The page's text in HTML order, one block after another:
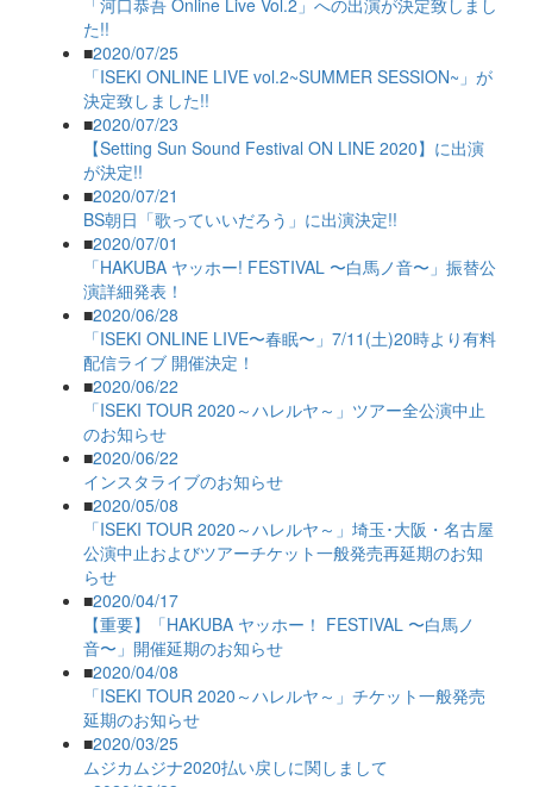
「河口恭吾 Online Live Vol.2」への出演が決定致しまし
た!!
■2020/07/25
「ISEKI ONLINE LIVE vol.2~SUMMER SESSION~」が
決定致しました!!
■2020/07/23
【Setting Sun Sound Festival ON LINE 2020】に出演
が決定!!
■2020/07/21
BS朝日「歌っていいだろう」に出演決定!!
■2020/07/01
「HAKUBA ヤッホー! FESTIVAL 〜白馬ノ音〜」振替公
演詳細発表！
■2020/06/28
「ISEKI ONLINE LIVE〜春眠〜」7/11(土)20時より有料
配信ライブ 開催決定！
■2020/06/22
「ISEKI TOUR 2020～ハレルヤ～」ツアー全公演中止
のお知らせ
■2020/06/22
インスタライブのお知らせ
■2020/05/08
「ISEKI TOUR 2020～ハレルヤ～」埼玉･大阪・名古屋
公演中止およびツアーチケット一般発売再延期のお知
らせ
■2020/04/17
【重要】「HAKUBA ヤッホー！ FESTIVAL 〜白馬ノ
音〜」開催延期のお知らせ
■2020/04/08
「ISEKI TOUR 2020～ハレルヤ～」チケット一般発売
延期のお知らせ
■2020/03/25
ムジカムジナ2020払い戻しに関しまして